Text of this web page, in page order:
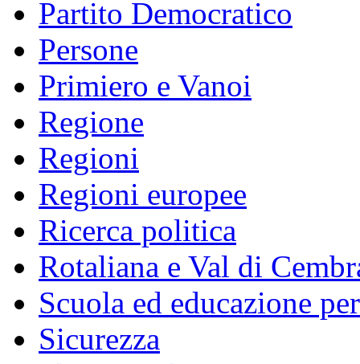
Partito Democratico
Persone
Primiero e Vanoi
Regione
Regioni
Regioni europee
Ricerca politica
Rotaliana e Val di
Scuola ed educazione
Sicurezza